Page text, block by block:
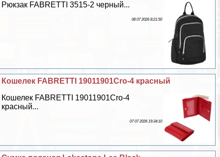
Рюкзак FABRETTI 3515-2 черный...
08 07 2026 8:21:50
Кошелек FABRETTI 19011901Cro-4 красный
Кошелек FABRETTI 19011901Cro-4
красный...
07 07 2026 19:34:10